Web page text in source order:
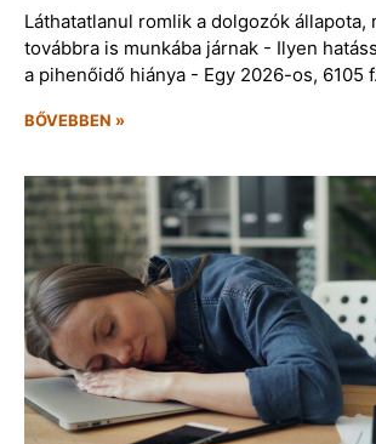
Láthatatlanul romlik a dolgozók állapota,
továbbra is munkába járnak - Ilyen
a pihenőidő hiánya - Egy 2026-os, 6105
BŐVEBBEN »